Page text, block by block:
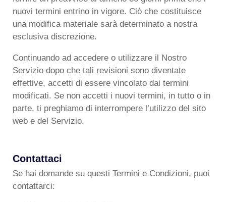
nuovi termini entrino in vigore. Ciò che costituisce
una modifica materiale sarà determinato a nostra
esclusiva discrezione.
Continuando ad accedere o utilizzare il Nostro
Servizio dopo che tali revisioni sono diventate
effettive, accetti di essere vincolato dai termini
modificati. Se non accetti i nuovi termini, in tutto o in
parte, ti preghiamo di interrompere l’utilizzo del sito
web e del Servizio.
Contattaci
Se hai domande su questi Termini e Condizioni, puoi
contattarci: